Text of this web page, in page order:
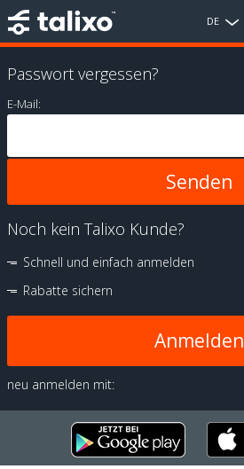
DE
Passwort vergessen?
E-Mail:
Noch kein Talixo Kunde?
Schnell und einfach anmelden
Rabatte sichern
Anmelden
neu anmelden mit: